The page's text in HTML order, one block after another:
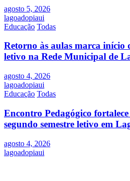
agosto 5, 2026
lagoadopiaui
Educação Todas
Retorno às aulas marca início
letivo na Rede Municipal de
agosto 4, 2026
lagoadopiaui
Educação Todas
Encontro Pedagógico
segundo semestre letivo em
agosto 4, 2026
lagoadopiaui